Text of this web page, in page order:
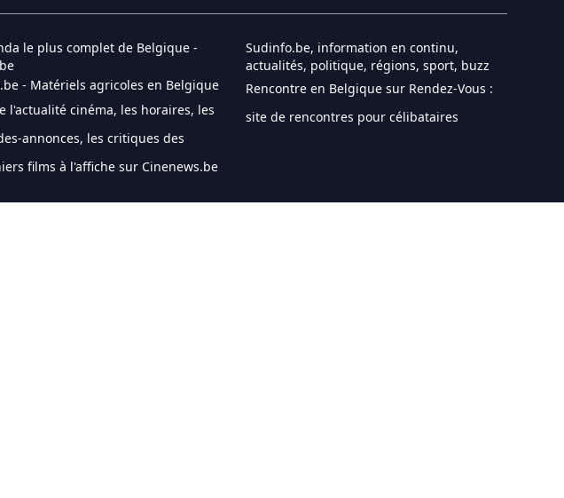
le plus complet de Belgique -
- Matériels agricoles en Belgique
l'actualité cinéma, les horaires, les
annonces, les critiques des
films à l'affiche sur Cinenews.be
Sudinfo.be, information en continu,
actualités, politique, régions, sport, buzz
Rencontre en Belgique sur Rendez-Vous :
site de rencontres pour célibataires